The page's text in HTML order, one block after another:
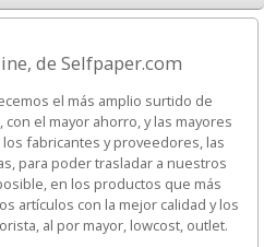
de Selfpaper.com
el más amplio surtido de
, con el mayor ahorro, y las mayores
fabricantes y proveedores, las
para poder trasladar a nuestros
en los productos que más
artículos con la mejor calidad y los
al por mayor, lowcost, outlet.